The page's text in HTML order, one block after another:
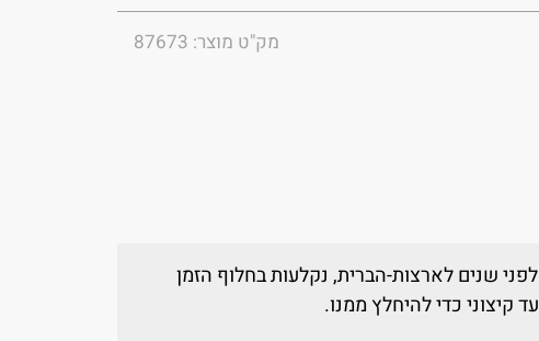
מק"ט מוצר: 87673
שנים לארצות-הברית, נקלעות בחלוף הזמן
קיצוני כדי להיחלץ ממנו.